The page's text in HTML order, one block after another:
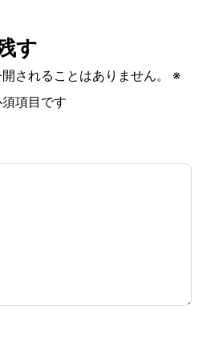
す
されることはありません。
※
項目です